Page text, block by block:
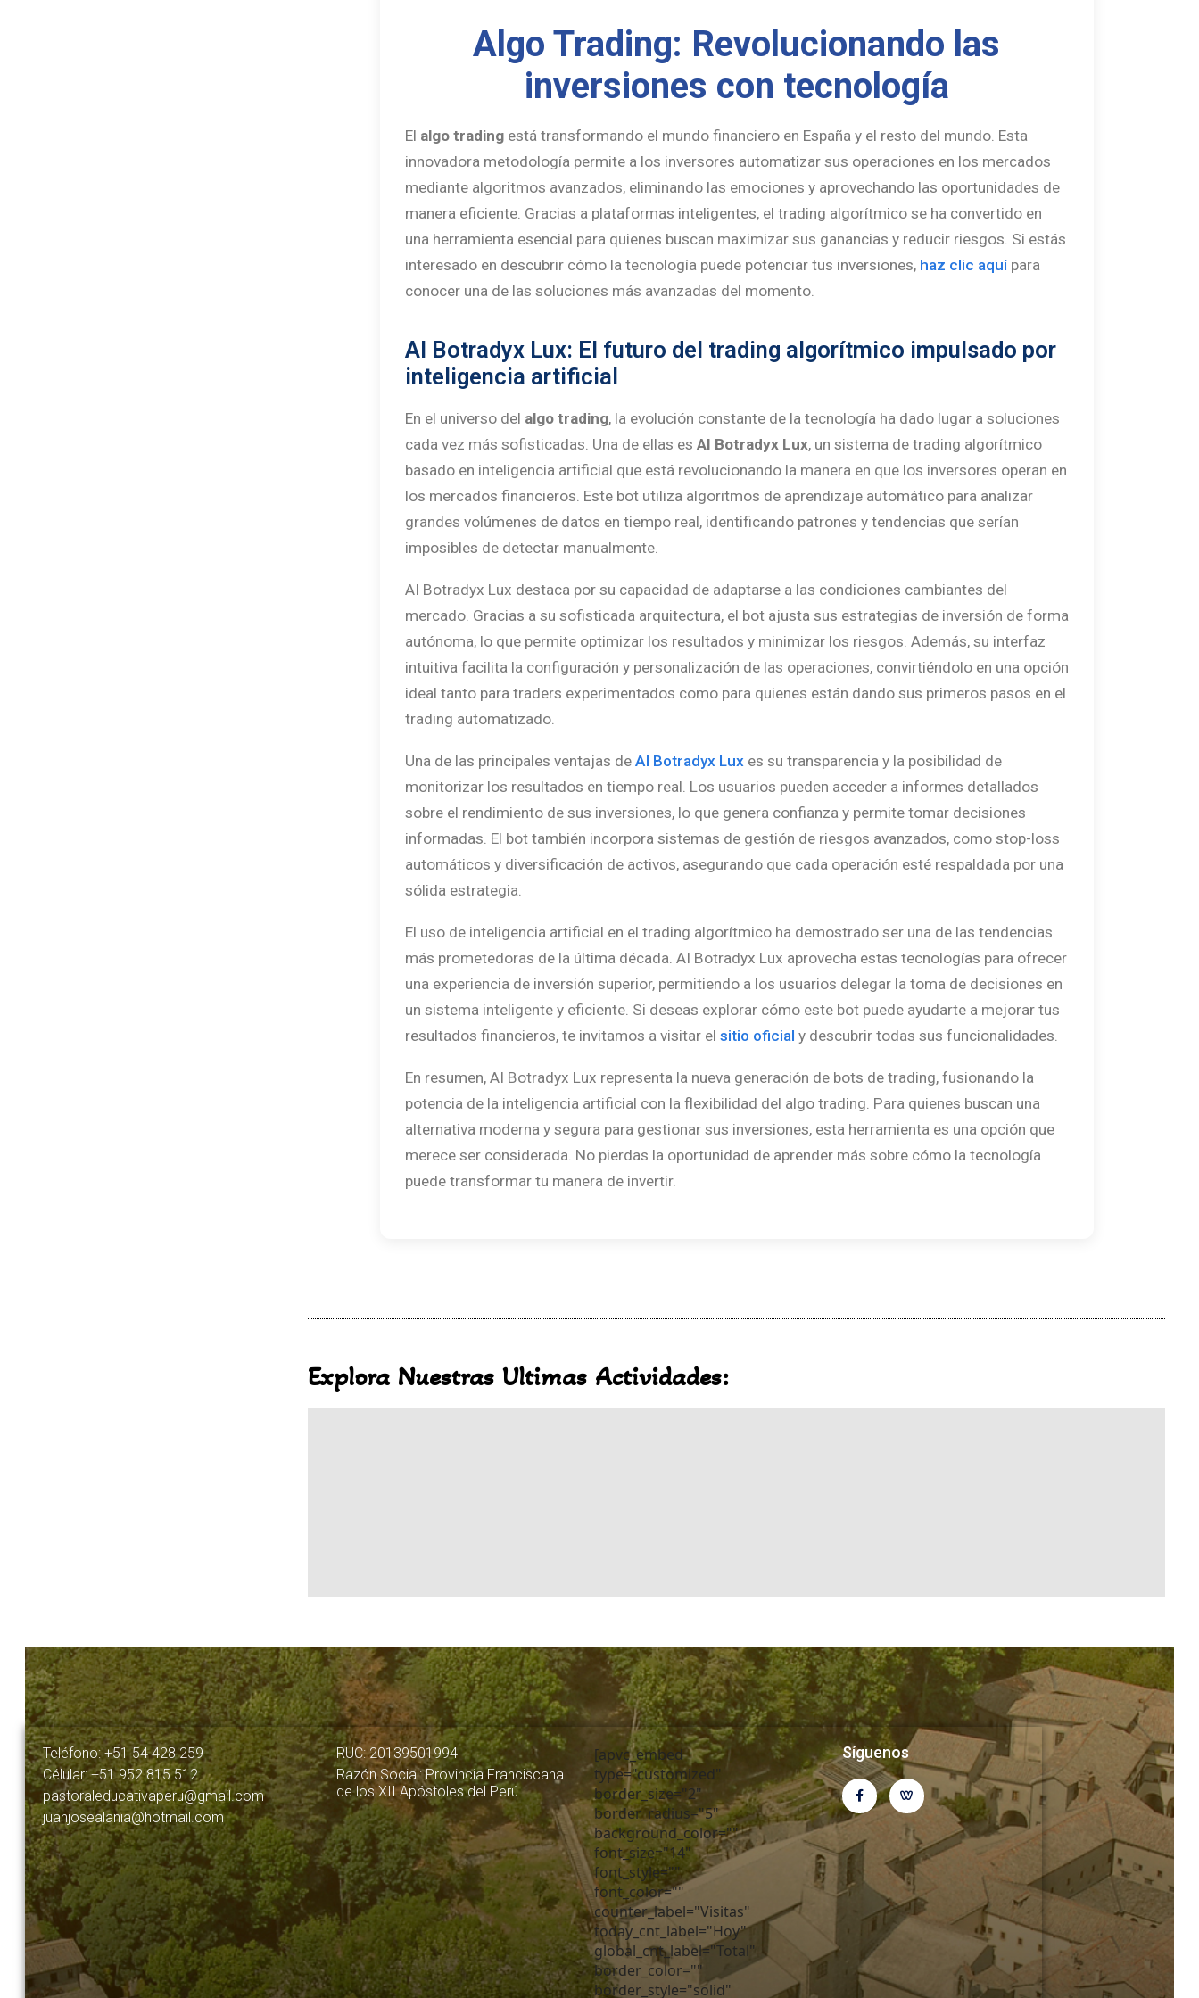
Algo Trading: Revolucionando las
inversiones con tecnología
El algo tradingestá transformando el mundo financiero en España y el resto del mundo. Esta
innovadora metodología permite a los inversores automatizar sus operaciones en los mercados
mediante algoritmos avanzados, eliminando las emociones y aprovechando las oportunidades de
manera eficiente. Gracias a plataformas inteligentes, el trading algorítmico se ha convertido en
una herramienta esencial para quienes buscan maximizar sus ganancias y reducir riesgos. Si estás
interesado en descubrir cómo la tecnología puede potenciar tus inversiones, haz clic aquípara
conocer una de las soluciones más avanzadas del momento.
AI Botradyx Lux: El futuro del trading algorítmico impulsado por
inteligencia artificial
En el universo del algo trading, la evolución constante de la tecnología ha dado lugar a soluciones
cada vez más sofisticadas. Una de ellas es AI Botradyx Lux, un sistema de trading algorítmico
basado en inteligencia artificial que está revolucionando la manera en que los inversores operan en
los mercados financieros. Este bot utiliza algoritmos de aprendizaje automático para analizar
grandes volúmenes de datos en tiempo real, identificando patrones y tendencias que serían
imposibles de detectar manualmente.
AI Botradyx Lux destaca por su capacidad de adaptarse a las condiciones cambiantes del
mercado. Gracias a su sofisticada arquitectura, el bot ajusta sus estrategias de inversión de forma
autónoma, lo que permite optimizar los resultados y minimizar los riesgos. Además, su interfaz
intuitiva facilita la configuración y personalización de las operaciones, convirtiéndolo en una opción
ideal tanto para traders experimentados como para quienes están dando sus primeros pasos en el
trading automatizado.
Una de las principales ventajas de AI Botradyx Luxes su transparencia y la posibilidad de
monitorizar los resultados en tiempo real. Los usuarios pueden acceder a informes detallados
sobre el rendimiento de sus inversiones, lo que genera confianza y permite tomar decisiones
informadas. El bot también incorpora sistemas de gestión de riesgos avanzados, como stop-loss
automáticos y diversificación de activos, asegurando que cada operación esté respaldada por una
sólida estrategia.
El uso de inteligencia artificial en el trading algorítmico ha demostrado ser una de las tendencias
más prometedoras de la última década. AI Botradyx Lux aprovecha estas tecnologías para ofrecer
una experiencia de inversión superior, permitiendo a los usuarios delegar la toma de decisiones en
un sistema inteligente y eficiente. Si deseas explorar cómo este bot puede ayudarte a mejorar tus
resultados financieros, te invitamos a visitar el sitio oficial y descubrir todas sus funcionalidades.
En resumen, AI Botradyx Lux representa la nueva generación de bots de trading, fusionando la
potencia de la inteligencia artificial con la flexibilidad del algo trading. Para quienes buscan una
alternativa moderna y segura para gestionar sus inversiones, esta herramienta es una opción que
merece ser considerada. No pierdas la oportunidad de aprender más sobre cómo la tecnología
puede transformar tu manera de invertir.
Explora Nuestras Ultimas Actividades:
Teléfono: +51 54 428 259
Célular: +51 952 815 512
pastoraleducativaperu@gmail.com
juanjosealania@hotmail.com
RUC: 20139501994
Razón Social: Provincia Franciscana
de los XII Apóstoles del Perú
[apvc_embed
type="customized"
border_size="2"
border_radius="5"
background_color=""
font_size="14"
font_style=""
font_color=""
counter_label="Visitas"
today_cnt_label="Hoy"
global_cnt_label="Total"
border_color=""
border_style="solid"
Síguenos